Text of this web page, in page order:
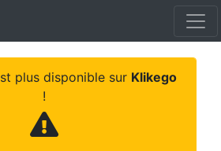
plus disponible sur Klikego
!